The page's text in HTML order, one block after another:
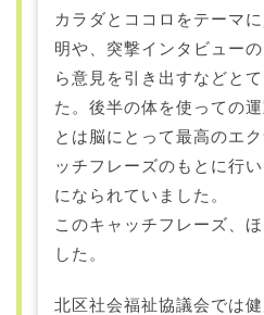
カラダとココロをテーマ
明や、突撃インタビュー
ら意見を引き出すなどと
た。後半の体を使っての
とは脳にとって最高のエ
ッチフレーズのもとに行
になられていました。
このキャッチフレーズ、
した。
北区社会福祉協議会では